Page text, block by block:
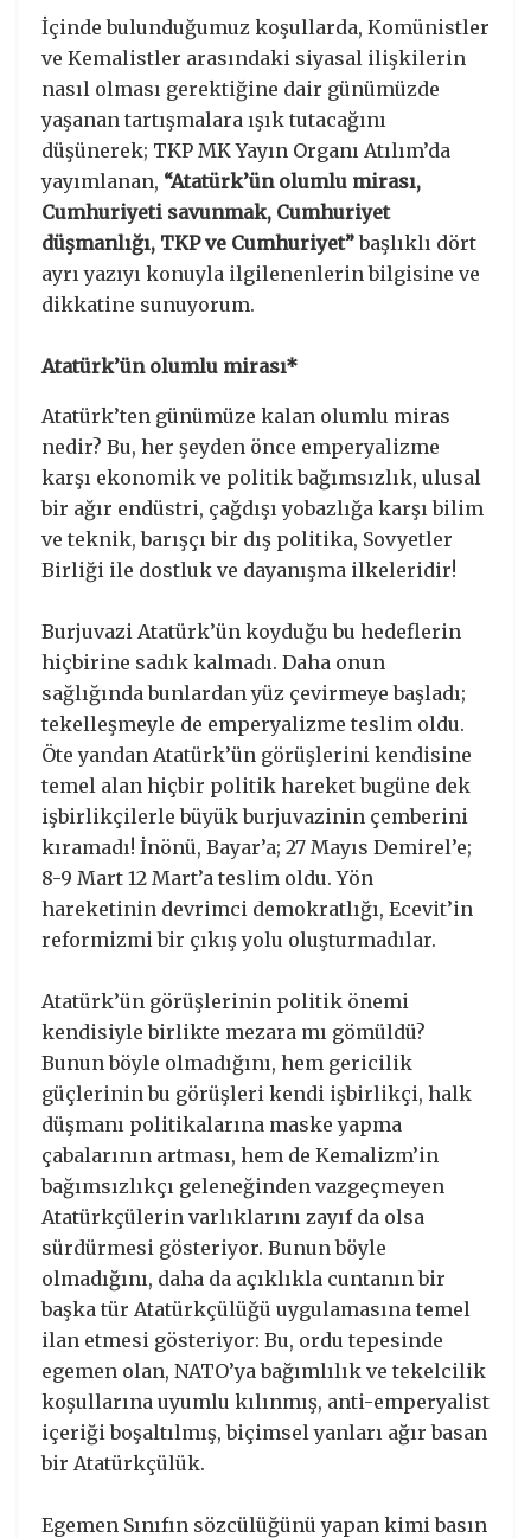
İçinde bulunduğumuz koşullarda, Komünistler
ve Kemalistler arasındaki siyasal ilişkilerin
nasıl olması gerektiğine dair günümüzde
yaşanan tartışmalara ışık tutacağını
düşünerek; TKP MK Yayın Organı Atılım’da
yayımlanan, “Atatürk’ün olumlu mirası,
Cumhuriyeti savunmak, Cumhuriyet
düşmanlığı, TKP ve Cumhuriyet”başlıklı dört
ayrı yazıyı konuyla ilgilenenlerin bilgisine ve
dikkatine sunuyorum.
Atatürk’ün olumlu mirası*
Atatürk’ten günümüze kalan olumlu miras
nedir? Bu, her şeyden önce emperyalizme
karşı ekonomik ve politik bağımsızlık, ulusal
bir ağır endüstri, çağdışı yobazlığa karşı bilim
ve teknik, barışçı bir dış politika, Sovyetler
Birliği ile dostluk ve dayanışma ilkeleridir!
Burjuvazi Atatürk’ün koyduğu bu hedeflerin
hiçbirine sadık kalmadı. Daha onun
sağlığında bunlardan yüz çevirmeye başladı;
tekelleşmeyle de emperyalizme teslim oldu.
Öte yandan Atatürk’ün görüşlerini kendisine
temel alan hiçbir politik hareket bugüne dek
işbirlikçilerle büyük burjuvazinin çemberini
kıramadı! İnönü, Bayar’a; 27 Mayıs Demirel’e;
8-9 Mart 12 Mart’a teslim oldu. Yön
hareketinin devrimci demokratlığı, Ecevit’in
reformizmi bir çıkış yolu oluşturmadılar.
Atatürk’ün görüşlerinin politik önemi
kendisiyle birlikte mezara mı gömüldü?
Bunun böyle olmadığını, hem gericilik
güçlerinin bu görüşleri kendi işbirlikçi, halk
düşmanı politikalarına maske yapma
çabalarının artması, hem de Kemalizm’in
bağımsızlıkçı geleneğinden vazgeçmeyen
Atatürkçülerin varlıklarını zayıf da olsa
sürdürmesi gösteriyor. Bunun böyle
olmadığını, daha da açıklıkla cuntanın bir
başka tür Atatürkçülüğü uygulamasına temel
ilan etmesi gösteriyor: Bu, ordu tepesinde
egemen olan, NATO’ya bağımlılık ve tekelcilik
koşullarına uyumlu kılınmış, anti-emperyalist
içeriği boşaltılmış, biçimsel yanları ağır basan
bir Atatürkçülük.
Egemen Sınıfın sözcülüğünü yapan kimi basın